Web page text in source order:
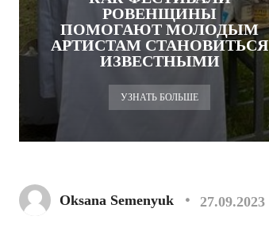
РОВЕНЩИНЫ
ПОМОГАЮТ МОЛОДЫМ
АРТИСТАМ СТАНОВИТЬСЯ
ИЗВЕСТНЫМИ
УЗНАТЬ БОЛЬШЕ
Oksana Semenyuk 27.09.2023